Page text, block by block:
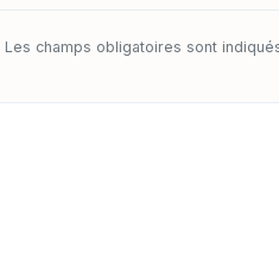
Les champs obligatoires sont